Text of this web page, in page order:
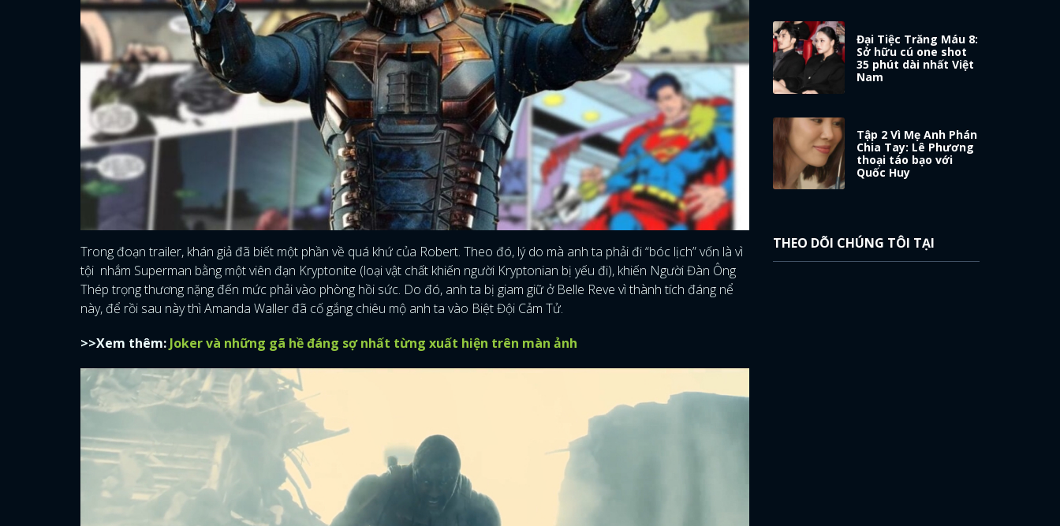
Trong đoạn trailer, khán giả đã biết một phần về quá khứ của Robert. Theo đó, lý do mà anh ta phải đi “bóc lịch” vốn là vì
tội nhắm Superman bằng một viên đạn Kryptonite (loại vật chất khiến người Kryptonian bị yếu đi), khiến Người Đàn Ông
Thép trọng thương nặng đến mức phải vào phòng hồi sức. Do đó, anh ta bị giam giữ ở Belle Reve vì thành tích đáng nể
này, để rồi sau này thì Amanda Waller đã cố gắng chiêu mộ anh ta vào Biệt Đội Cảm Tử.
>>Xem thêm: Joker và những gã hề đáng sợ nhất từng xuất hiện trên màn ảnh
Đại Tiệc Trăng Máu 8:
Sở hữu cú one shot
35 phút dài nhất Việt
Nam
Tập 2 Vì Mẹ Anh Phán
Chia Tay: Lê Phương
thoại táo bạo với
Quốc Huy
THEO DÕI CHÚNG TÔI TẠI